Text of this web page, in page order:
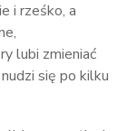
i rześko, a
lubi zmieniać
się po kilku